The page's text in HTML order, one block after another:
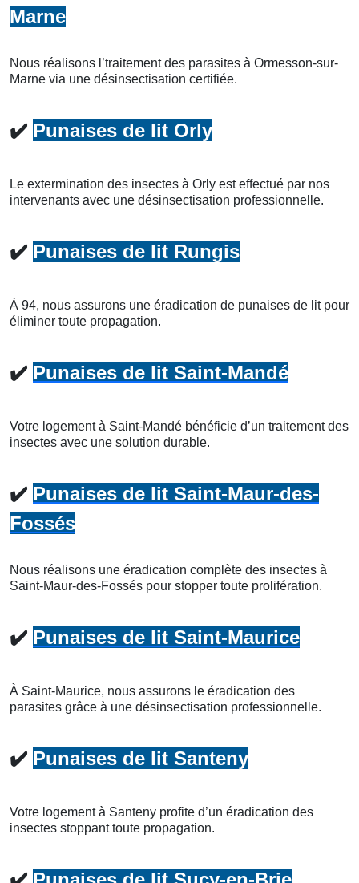
Marne
Nous réalisons l’traitement des parasites à Ormesson-sur-
Marne via une désinsectisation certifiée.
✔️ Punaises de lit Orly
Le extermination des insectes à Orly est effectué par nos
intervenants avec une désinsectisation professionnelle.
✔️ Punaises de lit Rungis
À 94, nous assurons une éradication de punaises de lit pour
éliminer toute propagation.
✔️ Punaises de lit Saint-Mandé
Votre logement à Saint-Mandé bénéficie d’un traitement des
insectes avec une solution durable.
✔️ Punaises de lit Saint-Maur-des-
Fossés
Nous réalisons une éradication complète des insectes à
Saint-Maur-des-Fossés pour stopper toute prolifération.
✔️ Punaises de lit Saint-Maurice
À Saint-Maurice, nous assurons le éradication des
parasites grâce à une désinsectisation professionnelle.
✔️ Punaises de lit Santeny
Votre logement à Santeny profite d’un éradication des
insectes stoppant toute propagation.